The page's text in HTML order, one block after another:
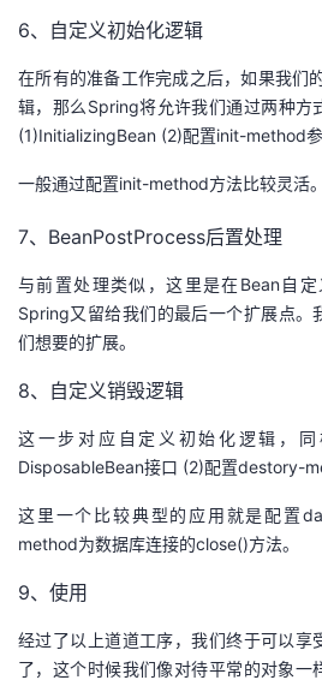
6、自定义初始化逻辑
在所有的准备工作完成之后，如果我们
辑，那么Spring将允许我们通过两种方
(1)InitializingBean (2)配置init-method
一般通过配置init-method方法比较灵活。
7、BeanPostProcess后置处理
与前置处理类似，这里是在Bean自定
Spring又留给我们的最后一个扩展点。
们想要的扩展。
8、自定义销毁逻辑
这一步对应自定义初始化逻辑，
DisposableBean接口 (2)配置destory-
这里一个比较典型的应用就是配置
method为数据库连接的close()方法。
9、使用
经过了以上道道工序，我们终于可以享
了，这个时候我们像对待平常的对象一